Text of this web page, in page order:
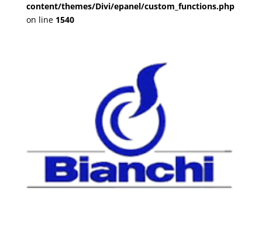
content/themes/Divi/epanel/custom_functions.php
on line 1540